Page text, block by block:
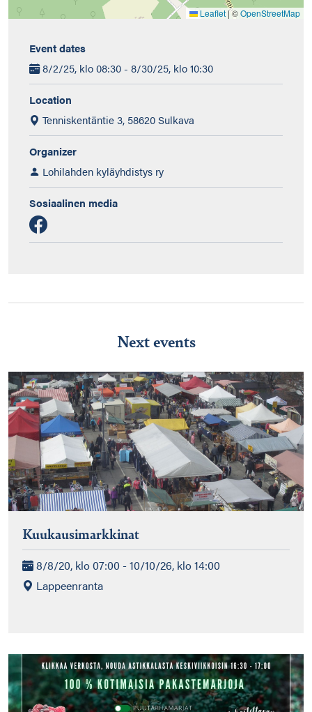
Leaflet |©OpenStreetMap
Event dates
8/2/25, klo 08:30 - 8/30/25, klo 10:30
Location
Tenniskentäntie 3, 58620 Sulkava
Organizer
Lohilahden kyläyhdistys ry
Sosiaalinen media
Next events
Kuukausimarkkinat
8/8/20, klo 07:00 - 10/10/26, klo 14:00
Lappeenranta